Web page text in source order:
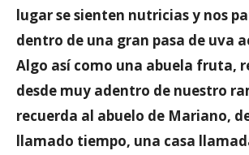
lugar se sienten nutricias y nos
dentro de una gran pasa de uva
Algo así como una abuela fruta,
desde muy adentro de nuestro
recuerda al abuelo de Mariano,
llamado tiempo, una casa